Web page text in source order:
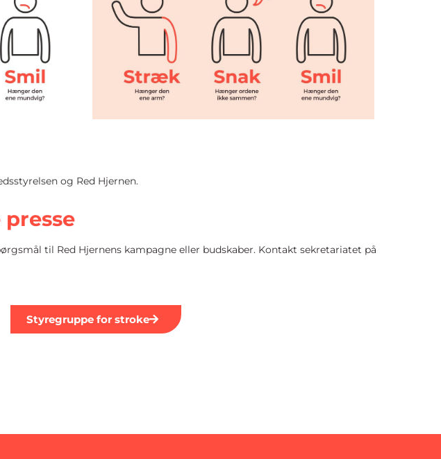
og Red Hjernen.
til Red Hjernens kampagne eller budskaber. Kontakt sekretariatet på
Styregruppe for stroke